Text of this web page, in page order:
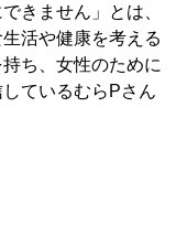
きません」とは、
活や健康を考える
ち、女性のために
ているむらPさん